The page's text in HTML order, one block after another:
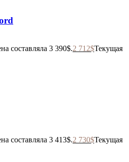
составляла 3 390$.2 712$Текущая
составляла 3 413$.2 730$Текущая